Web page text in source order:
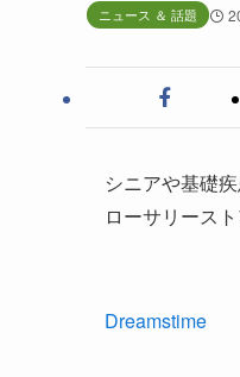
ニュース ＆ 話題
シニアや基礎
ローサリース
Dreamstime